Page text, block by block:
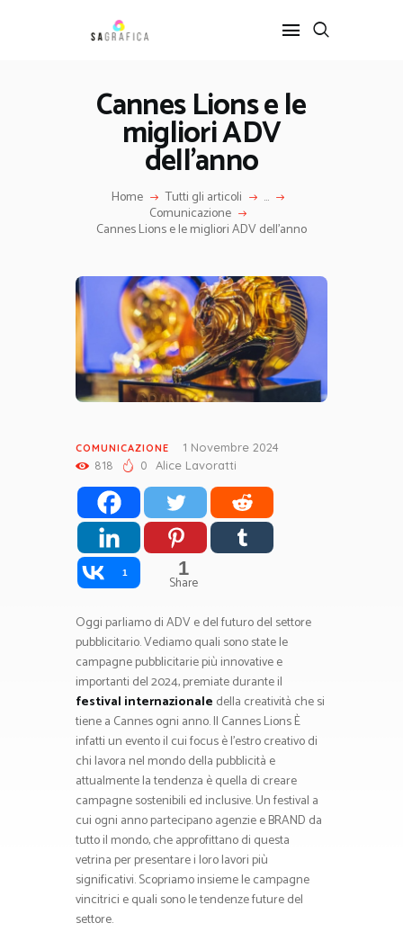
Cannes Lions e le
migliori ADV
dell’anno
Home Tutti gli articoli ...
Comunicazione
Cannes Lions e le migliori ADV dell’anno
HOME
GRAFICA
INTERIOR DESIGN
SERVIZI
COMUNICAZIONE
1 Novembre 2024
818
0 Alice Lavoratti
1 1
Share
Oggi parliamo di ADV e del futuro del settore
pubblicitario. Vediamo quali sono state le
campagne pubblicitarie più innovative e
importanti del 2024, premiate durante il
festival internazionale della creatività che si
tiene a Cannes ogni anno. Il Cannes Lions È
infatti un evento il cui focus è l’estro creativo di
chi lavora nel mondo della pubblicità e
attualmente la tendenza è quella di creare
campagne sostenibili ed inclusive. Un festival a
cui ogni anno partecipano agenzie e BRAND da
tutto il mondo, che approfittano di questa
vetrina per presentare i loro lavori più
significativi. Scopriamo insieme le campagne
vincitrici e quali sono le tendenze future del
settore.